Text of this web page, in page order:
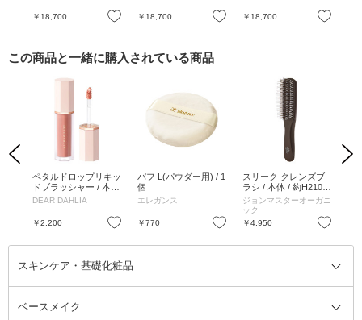
お気に入り
￥18,700 お気に入り
￥18,700 お気に入り
￥18,700
この商品と一緒に購入されている商品
Previous
お気に入り
ペタルドロップリキッ
ドブラッシャー / 本体
/ グローリー / 4g
DEAR DAHLIA
￥2,200 お気に入り
パフ L(パウダー用) / 1
個
エレガンス
￥770 お気に入り
スリーク クレンズブ
ラシ / 本体 / 約H210×
W420×D36mm
ジョンマスターオーガニ
ック
￥4,950
Next
スキンケア・基礎化粧品
スキンケア・基礎化粧品全て
ベースメイク